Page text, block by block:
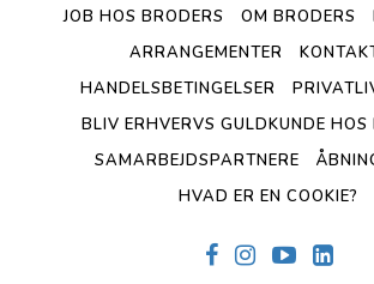
JOB HOS BRODERS OM BRODERS
ARRANGEMENTER
HANDELSBETINGELSER
BLIV ERHVERVS GULDKUNDE HOS
SAMARBEJDSPARTNERE
HVAD ER EN COOKIE?